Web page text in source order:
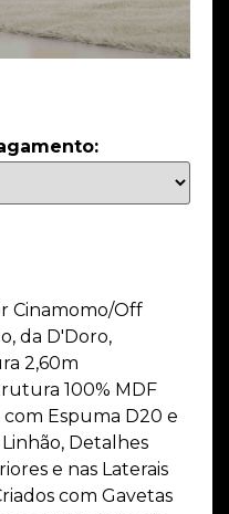
Cinamomo/Off
da D'Doro,
2,60m
100% MDF
com Espuma D20 e
Detalhes
e nas Laterais
com Gavetas